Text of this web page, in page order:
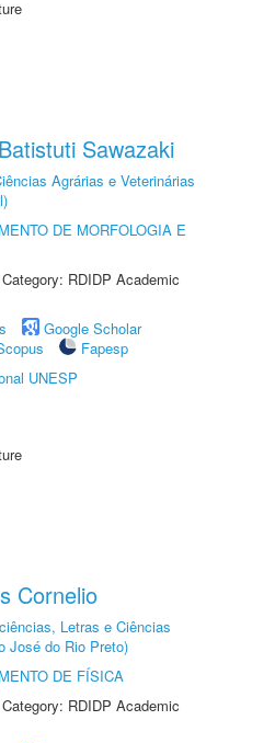
Sawazaki
Agrárias e Veterinárias
DE MORFOLOGIA E
RDIDP Academic
Google Scholar
Fapesp
UNESP
Cornelio
Letras e Ciências
José do Rio Preto)
DE FÍSICA
RDIDP Academic